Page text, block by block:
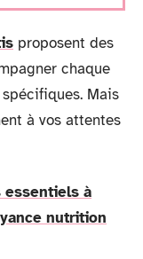
proposent des
chaque
Mais
à vos attentes
essentiels à
nutrition